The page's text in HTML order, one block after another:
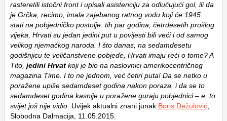
rasteretili istočni front i upisali asistenciju za odlučujući gol, ili da
je Grčka, recimo, imala zajebanog ratnog vođu koji će 1945.
stati na pobjedničko postolje: tih par godina, četrdesetih prošlog
vijeka, Hrvati su jedan jedini put u povijesti bili veći i od samog
velikog njemačkog naroda. I što danas, na sedamdesetu
godišnjicu te veličanstvene pobjede, Hrvati imaju reći o tome? A
Tito, jedini Hrvat koji je bio na naslovnici amerikocentričnog
magazina Time. I to ne jednom, već četiri puta! Da se netko u
poražene upiše sedamdeset godina nakon poraza, i da se to
sedamdeset godina kasnije u poražene guraju pobjednici – e, to
svijet još nije vidio. Uvijek aktualni znani junak Boris Dežulović
Slobodna Dalmacija, 11.05.2015.